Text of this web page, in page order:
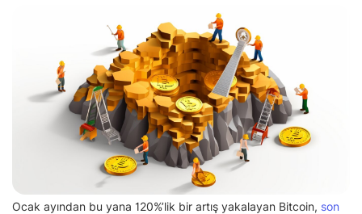
Ocak ayından bu yana 120%’lik bir artış yakalayan Bitcoin, son